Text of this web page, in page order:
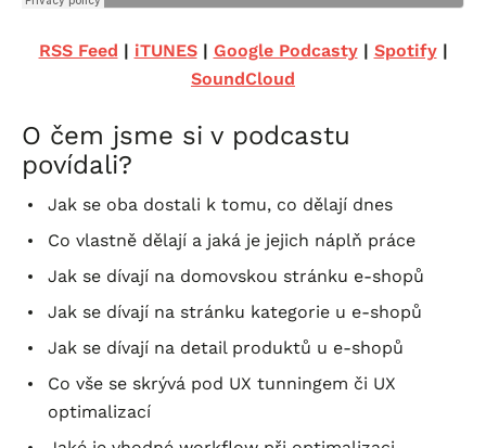
RSS Feed | iTUNES| Google Podcasty| Spotify|
SoundCloud
O čem jsme si v podcastu
povídali?
Jak se oba dostali k tomu, co dělají dnes
Co vlastně dělají a jaká je jejich náplň práce
Jak se dívají na domovskou stránku e-shopů
Jak se dívají na stránku kategorie u e-shopů
Jak se dívají na detail produktů u e-shopů
Co vše se skrývá pod UX tunningem či UX
optimalizací